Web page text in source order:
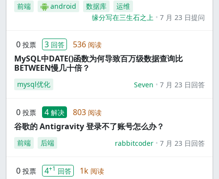
前端 android 数据库
运维
缘分写在三生石之上
7 月 23 日提问
0 投票 3 回答 536 阅读
MySQL中DATE()函数为何导致百万级数据查询比
BETWEEN慢几十倍？
mysql优化 Seven 7 月 23 日回答
0 投票 4 解决 803 阅读
谷歌的 Antigravity 登录不了账号怎么办？
前端 后端 rabbitcoder 7 月 23 日回答
0 投票 4+1 回答 1k 阅读